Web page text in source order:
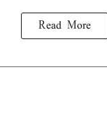
Read More